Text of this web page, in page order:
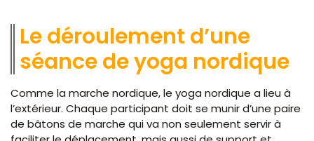
Le déroulement d’une
séance de yoga nordique
Comme la marche nordique, le yoga nordique a lieu à
l’extérieur. Chaque participant doit se munir d’une paire
de bâtons de marche qui va non seulement servir à